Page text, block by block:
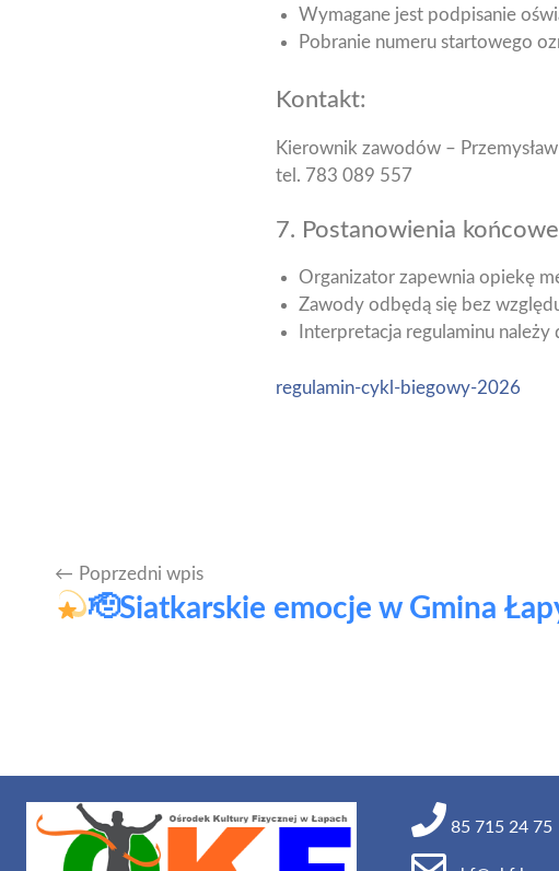
Wymagane jest podpisanie
Pobranie numeru startowego
Kontakt:
Kierownik zawodów –
tel. 783 089 557
7. Postanowienia
Organizator zapewnia opiekę
Zawody odbędą się bez
Interpretacja regulaminu należy
regulamin-cykl-biegowy-2026
Nawigacja
wpisu
Poprzedni wpis
🫡Siatkarskie emocje w Gmina
85 715 24 75